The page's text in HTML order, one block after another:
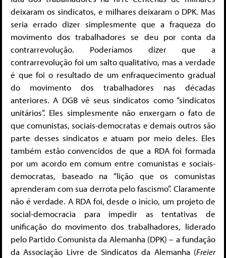
deixaram os sindicatos, e milhares deixaram o DPK. Mas
seria errado dizer simplesmente que a fraqueza do
movimento dos trabalhadores se deu por conta da
contrarrevolução. Poderíamos dizer que a
contrarrevolução foi um salto qualitativo, mas a verdade
é que foi o resultado de um enfraquecimento gradual
do movimento dos trabalhadores nas décadas
anteriores. A DGB vê seus sindicatos como “sindicatos
unitários”. Eles simplesmente não enxergam o fato de
que comunistas, sociais-democratas e demais outros são
parte desses sindicatos e atuam por meio deles. Eles
também estão convencidos de que a RDA foi formada
por um acordo em comum entre comunistas e sociais-
democratas, baseado na “lição que os comunistas
aprenderam com sua derrota pelo fascismo”. Claramente
não é verdade. A RDA foi, desde o início, um projeto de
social-democracia para impedir as tentativas de
unificação do movimento dos trabalhadores, liderado
pelo Partido Comunista da Alemanha (DPK) – a fundação
da Associação Livre de Sindicatos da Alemanha (Freier